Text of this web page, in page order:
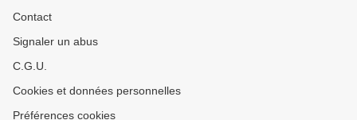
Contact
Signaler un abus
C.G.U.
Cookies et données personnelles
Préférences cookies